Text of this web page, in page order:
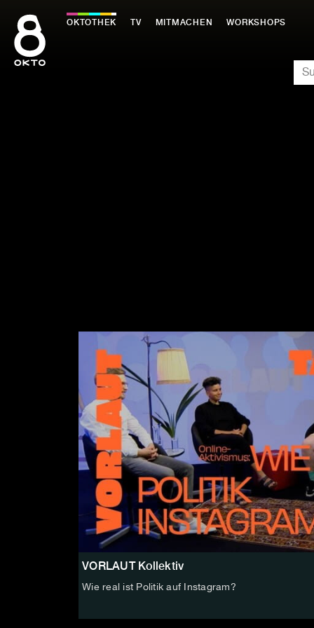
Inhalt
springen
OKTOTHEK TV MITMACHEN WORKSHOPS
VORLAUT Kollektiv
Wie real ist Politik auf Instagram?